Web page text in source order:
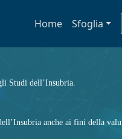
Home Sfoglia
Studi dell’Insubria.
anche ai fini della